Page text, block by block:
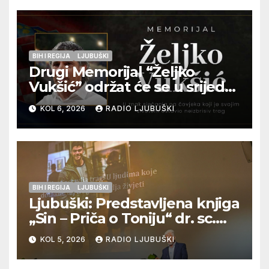
BIH I REGIJA LJUBUŠKI
Drugi Memorijal “Željko
Vukšić” održat će se u srijedu
12. kolovoza u Otoku
KOL 6, 2026 RADIO LJUBUŠKI
BIH I REGIJA LJUBUŠKI
Ljubuški: Predstavljena knjiga
„Sin – Priča o Toniju“ dr. sc.
Zdenka Hercega
KOL 5, 2026 RADIO LJUBUŠKI